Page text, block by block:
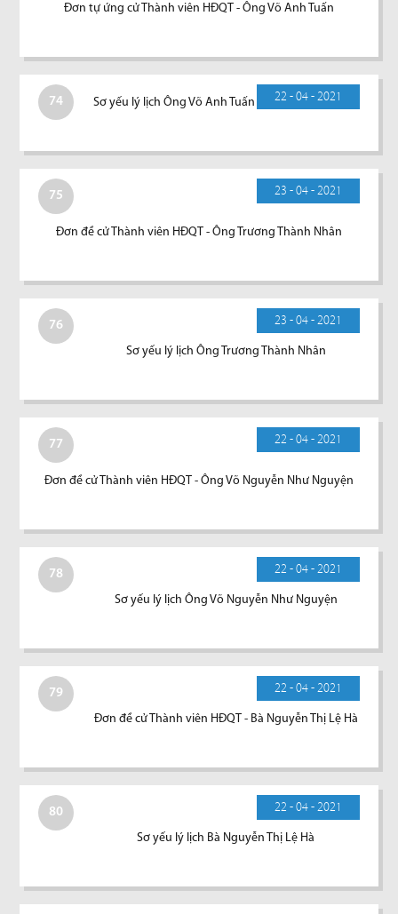
Đơn tự ứng cử Thành viên HĐQT - Ông Võ Anh Tuấn
74 22 - 04 - 2021
Sơ yếu lý lịch Ông Võ Anh Tuấn
75 23 - 04 - 2021
Đơn đề cử Thành viên HĐQT - Ông Trương Thành Nhân
76 23 - 04 - 2021
Sơ yếu lý lịch Ông Trương Thành Nhân
77 22 - 04 - 2021
Đơn đề cử Thành viên HĐQT - Ông Võ Nguyễn Như Nguyện
78 22 - 04 - 2021
Sơ yếu lý lịch Ông Võ Nguyễn Như Nguyện
79 22 - 04 - 2021
Đơn đề cử Thành viên HĐQT - Bà Nguyễn Thị Lệ Hà
80 22 - 04 - 2021
Sơ yếu lý lịch Bà Nguyễn Thị Lệ Hà